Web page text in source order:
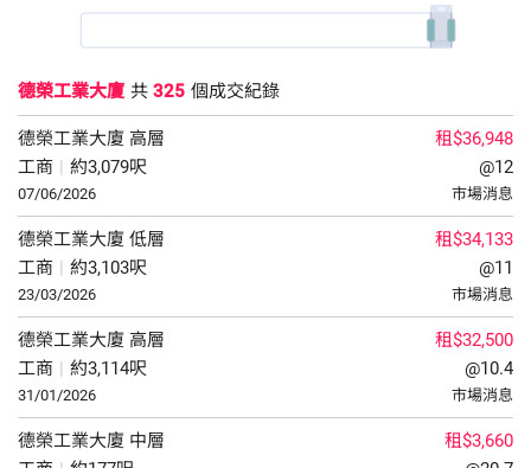
德榮工業大廈 共 325 個成交紀錄
德榮工業大廈 高層
工商 | 約3,079呎
07/06/2026
租$36,948
@12
市場消息
德榮工業大廈 低層
工商 | 約3,103呎
23/03/2026
租$34,133
@11
市場消息
德榮工業大廈 高層
工商 | 約3,114呎
31/01/2026
租$32,500
@10.4
市場消息
德榮工業大廈 中層
租$3,660